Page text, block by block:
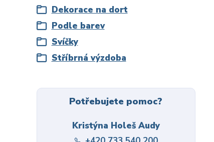
Dekorace na dort
Podle barev
Svíčky
Stříbrná výzdoba
Potřebujete pomoc?
Kristýna Holeš Audy